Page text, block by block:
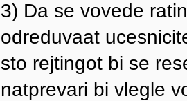
3) Da se vovede
odreduvaat
sto rejtingot bi se
natprevari bi vlegle